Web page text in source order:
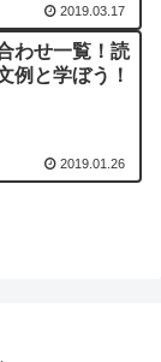
2019.03.17
わせ一覧！読
例と学ぼう！
2019.01.26